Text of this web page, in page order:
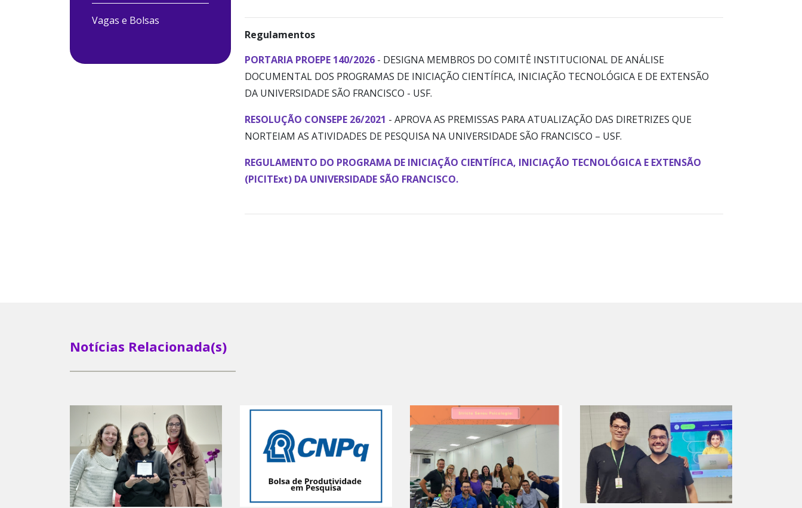
Vagas e Bolsas
Regulamentos
PORTARIA PROEPE 140/2026- DESIGNA MEMBROS DO COMITÊ INSTITUCIONAL DE ANÁLISE
DOCUMENTAL DOS PROGRAMAS DE INICIAÇÃO CIENTÍFICA, INICIAÇÃO TECNOLÓGICA E DE EXTENSÃO
DA UNIVERSIDADE SÃO FRANCISCO - USF.
RESOLUÇÃO CONSEPE 26/2021 - APROVA AS PREMISSAS PARA ATUALIZAÇÃO DAS DIRETRIZES QUE
NORTEIAM AS ATIVIDADES DE PESQUISA NA UNIVERSIDADE SÃO FRANCISCO – USF.
REGULAMENTO DO PROGRAMA DE INICIAÇÃO CIENTÍFICA, INICIAÇÃO TECNOLÓGICA E EXTENSÃO
(PICITExt) DA UNIVERSIDADE SÃO FRANCISCO.
Notícias Relacionada(s)